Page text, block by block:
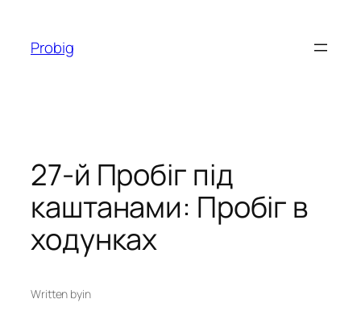
вмісту
Probig
27-й Пробіг під
каштанами: Пробіг в
ходунках
Written byin